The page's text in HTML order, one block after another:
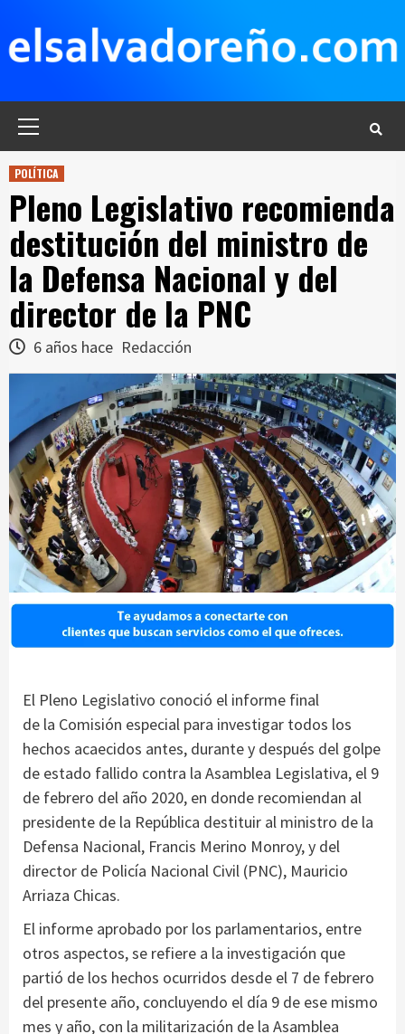
contenido
POLÍTICA
Pleno Legislativo recomienda
destitución del ministro de
la Defensa Nacional y del
director de la PNC
6 años hace Redacción
El Pleno Legislativo conoció el informe final
de la Comisión especial para investigar todos los
hechos acaecidos antes, durante y después del golpe
de estado fallido contra la Asamblea Legislativa, el 9
de febrero del año 2020, en donde recomiendan al
presidente de la República destituir al ministro de la
Defensa Nacional, Francis Merino Monroy, y del
director de Policía Nacional Civil (PNC), Mauricio
Arriaza Chicas.
El informe aprobado por los parlamentarios, entre
otros aspectos, se refiere a la investigación que
partió de los hechos ocurridos desde el 7 de febrero
del presente año, concluyendo el día 9 de ese mismo
mes y año, con la militarización de la Asamblea